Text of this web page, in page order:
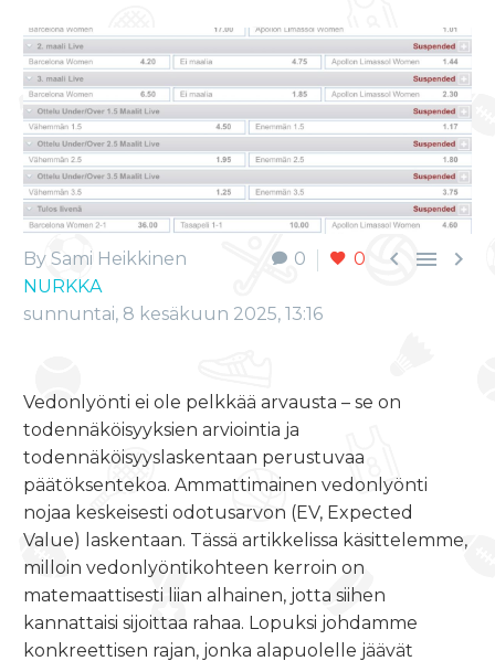
0 0   
By Sami Heikkinen
NURKKA
sunnuntai, 8 kesäkuun 2025, 13:16
Vedonlyönti ei ole pelkkää arvausta – se on
todennäköisyyksien arviointia ja
todennäköisyyslaskentaan perustuvaa
päätöksentekoa. Ammattimainen vedonlyönti
nojaa keskeisesti odotusarvon (EV, Expected
Value) laskentaan. Tässä artikkelissa käsittelemme,
milloin vedonlyöntikohteen kerroin on
matemaattisesti liian alhainen, jotta siihen
kannattaisi sijoittaa rahaa. Lopuksi johdamme
konkreettisen rajan, jonka alapuolelle jäävät